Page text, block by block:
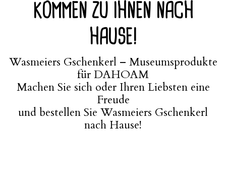
KOMMEN ZU IHNEN NACH
HAUSE!
Wasmeiers Gschenkerl – Museumsprodukte
für DAHOAM
Machen Sie sich oder Ihren Liebsten eine
Freude
und bestellen Sie Wasmeiers Gschenkerl
nach Hause!